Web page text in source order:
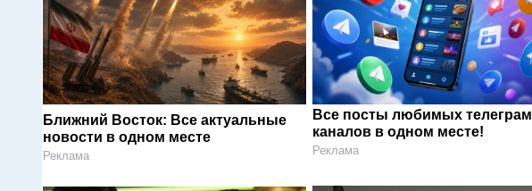
Ближний Восток: Все актуальные
новости в одном месте
Реклама
Все посты любимых телеграм
каналов в одном месте!
Реклама